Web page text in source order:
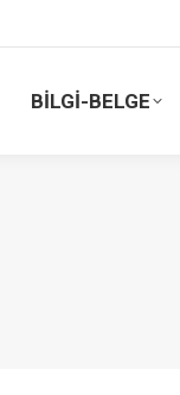
BİLGİ-BELGE